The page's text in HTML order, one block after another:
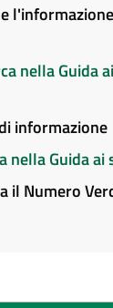
nella Guida
informazione
nella Guida
il Numero